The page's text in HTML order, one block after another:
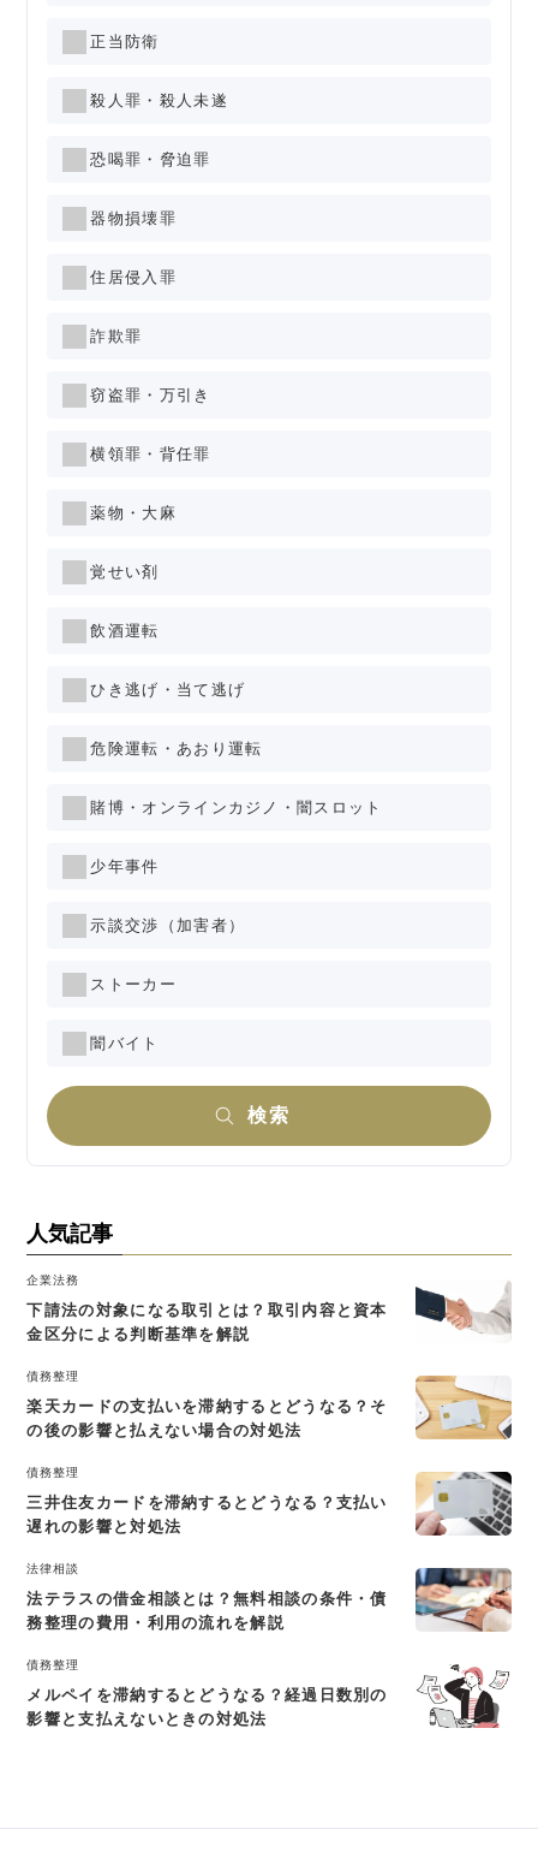
正当防衛
殺人罪・殺人未遂
恐喝罪・脅迫罪
器物損壊罪
住居侵入罪
詐欺罪
窃盗罪・万引き
横領罪・背任罪
薬物・大麻
覚せい剤
飲酒運転
ひき逃げ・当て逃げ
危険運転・あおり運転
賭博・オンラインカジノ・闇スロット
少年事件
示談交渉（加害者）
ストーカー
闇バイト
検索
人気記事
企業法務
下請法の対象になる取引とは？取引内容と資本
金区分による判断基準を解説
債務整理
楽天カードの支払いを滞納するとどうなる？そ
の後の影響と払えない場合の対処法
債務整理
三井住友カードを滞納するとどうなる？支払い
遅れの影響と対処法
法律相談
法テラスの借金相談とは？無料相談の条件・債
務整理の費用・利用の流れを解説
債務整理
メルペイを滞納するとどうなる？経過日数別の
影響と支払えないときの対処法